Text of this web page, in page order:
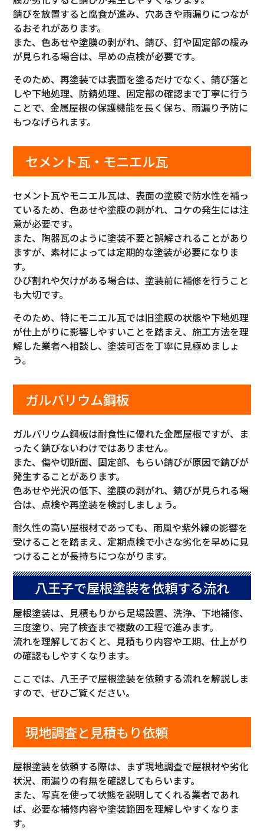
錆びを放置すると腐食が進み、穴あきや雨漏りにつなが
るおそれがあります。
また、色あせや塗膜の剥がれ、錆び、釘や固定部の緩み
が見られる場合は、早めの点検が必要です。
そのため、再塗装では表面を塗るだけでなく、錆び落と
しや下地処理、防錆処理、固定部の確認まで丁寧に行う
ことで、金属屋根の保護機能を長く保ち、雨漏り予防に
もつなげられます。
セメント瓦・モニエル瓦
セメント瓦やモニエル瓦は、表面の塗膜で防水性を補っ
ているため、色あせや塗膜の剥がれ、コケの発生には注
意が必要です。
また、陶器瓦のように塗装不要と誤解されることがあり
ますが、素材によっては定期的な塗装が必要になりま
す。
ひび割れや欠けがある場合は、塗装前に補修を行うこと
も大切です。
そのため、特にモニエル瓦では旧塗膜の状態や下地処理
が仕上がりに影響しやすいことを踏まえ、施工方法を理
解した業者へ相談し、塗装可否を丁寧に見極めましょ
う。
ガルバリウム鋼板
ガルバリウム鋼板は耐食性に優れた金属屋根ですが、ま
ったく錆びないわけではありません。
また、傷や切断面、固定部、もらい錆びが原因で錆びが
発生することがあります。
色あせや光沢の低下、塗膜の剥がれ、錆びが見られる場
合は、点検や再塗装を検討しましょう。
耐久性の高い屋根材であっても、雨風や紫外線の影響を
受けることを踏まえ、定期点検で小さな劣化を早めに見
つけることが長持ちにつながります。
八王子で屋根塗装を依頼する流れ
屋根塗装は、見積もりから足場設置、洗浄、下地補修、
三度塗り、完了検査まで複数の工程で進みます。
流れを理解しておくと、見積もり内容や工期、仕上がり
の確認もしやすくなります。
ここでは、八王子で屋根塗装を依頼する流れを解説しま
すので、ぜひご覧ください。
現地調査と見積もり依頼
屋根塗装を依頼する際は、まず現地調査で屋根材や劣化
状況、雨漏りの有無を確認してもらいます。
また、写真を使って状態を説明してくれる業者であれ
ば、必要な補修内容や塗装範囲を理解しやすくなりま
す。